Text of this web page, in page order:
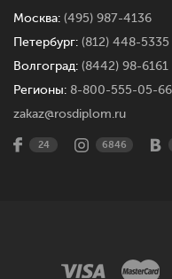
Москва: (495) 987-4136
Петербург: (812) 448-5335
Волгоград: (8442) 98-6161
Регионы: 8-800-555-05-66
zakaz@rosdiplom.ru
24 6846